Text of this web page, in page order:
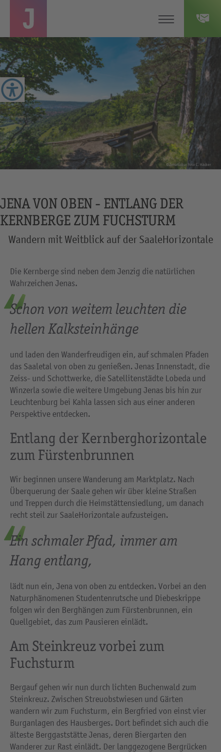
©JenaKultur Foto C. Häcker
JENA VON OBEN - ENTLANG DER
KERNBERGE ZUM FUCHSTURM
Wandern mit Weitblick auf der SaaleHorizontale
Die Kernberge sind neben dem Jenzig die natürlichen
Wahrzeichen Jenas.
Schon von weitem leuchten die
hellen Kalksteinhänge
und laden den Wanderfreudigen ein, auf schmalen Pfaden
das Saaletal von oben zu genießen. Jenas Innenstadt, die
Zeiss- und Schottwerke, die Satellitenstädte Lobeda und
Winzerla sowie die weitere Umgebung Jenas bis hin zur
Leuchtenburg bei Kahla lassen sich aus einer anderen
Perspektive entdecken.
Entlang der Kernberghorizontale
zum Fürstenbrunnen
Wir beginnen unsere Wanderung am Marktplatz. Nach
Überquerung der Saale gehen wir über kleine Straßen
und Treppen durch die Heimstättensiedlung, um danach
recht steil zur SaaleHorizontale aufzusteigen.
Ein schmaler Pfad, immer am
Hang entlang,
lädt nun ein, Jena von oben zu entdecken. Vorbei an den
Naturphänomenen Studentenrutsche und Diebeskrippe
folgen wir den Berghängen zum Fürstenbrunnen, ein
Quellgebiet, das zum Pausieren einlädt.
Am Steinkreuz vorbei zum
Fuchsturm
Bergauf gehen wir nun durch lichten Buchenwald zum
Steinkreuz. Zwischen Streuobstwiesen und Gärten
wandern wir zum Fuchsturm, ein Bergfried von einst vier
Burganlagen des Hausberges. Dort befindet sich auch die
älteste Berggaststätte Jenas, deren Biergarten den
Wanderer zur Rast einlädt. Der langgezogene Bergrücken